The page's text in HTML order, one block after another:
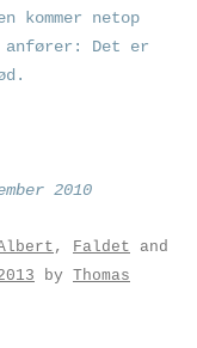
netop
anfører: Det er
2010
, Faldet and
by Thomas